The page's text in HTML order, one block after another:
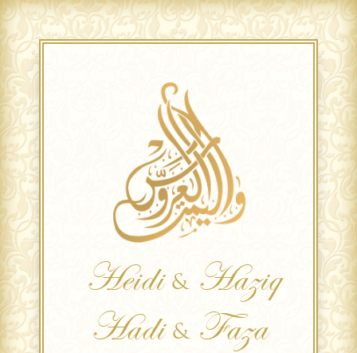
Heidi &Haziq
Hadi &Faza